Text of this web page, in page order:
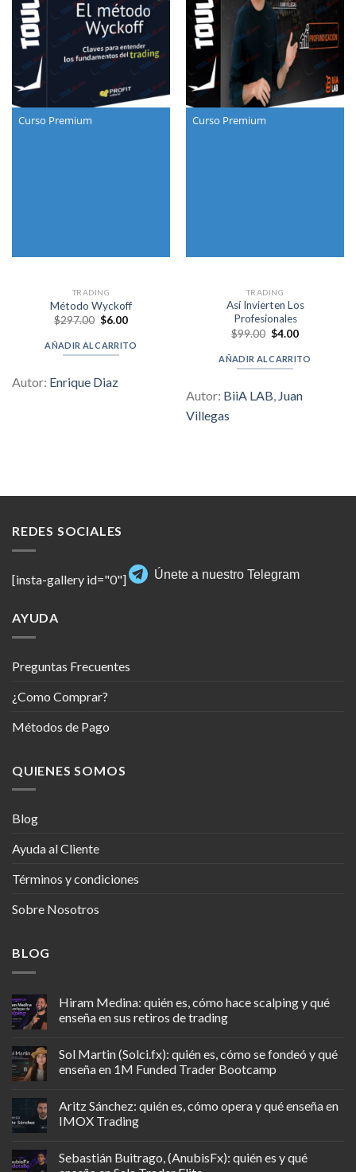
Curso Premium
TRADING
Método Wyckoff
$297.00 Original
was:
$297.00.
$6.00Current
is:
$6.00.
AÑADIR AL CARRITO
Autor: Enrique Diaz
Curso Premium
TRADING
Así Invierten Los
Profesionales
$99.00 Original
was:
$99.00.
$4.00Current
is:
$4.00.
AÑADIR AL CARRITO
Autor: BiiA LAB Juan
Villegas
REDES SOCIALES
[insta-gallery id="0"] Únete a nuestro Telegram
AYUDA
Preguntas Frecuentes
¿Como Comprar?
Métodos de Pago
QUIENES SOMOS
Blog
Ayuda al Cliente
Términos y condiciones
Sobre Nosotros
BLOG
Hiram Medina: quién es, cómo hace scalping y qué
enseña en sus retiros de trading
Sol Martin (Solci.fx): quién es, cómo se fondeó y qué
enseña en 1M Funded Trader Bootcamp
Aritz Sánchez: quién es, cómo opera y qué enseña en
IMOX Trading
Sebastián Buitrago, (AnubisFx): quién es y qué